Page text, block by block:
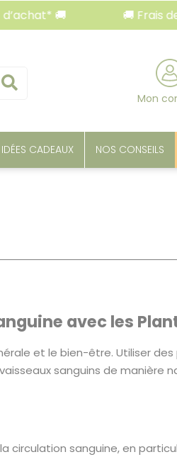
🚚 Frais de port
Mon
IDÉES CADEAUX NOS CONSEILS
avec les
et le bien-être. Utiliser
sanguins de manière
circulation sanguine, en